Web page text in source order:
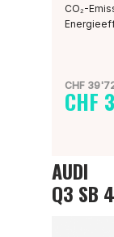
CO₂-
CHF
CHF
AUDI
Q3 SB